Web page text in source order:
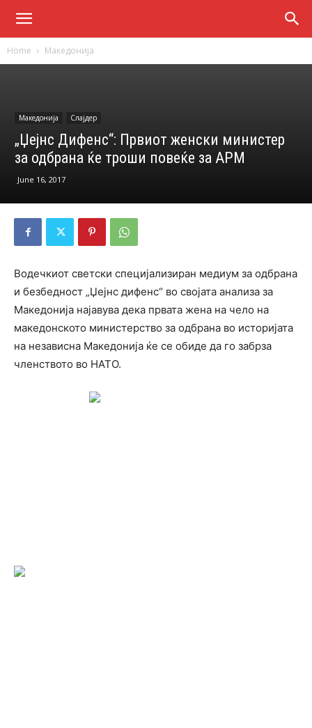
Home Македонија
Македонија Слајдер
„Џејнс Дифенс“: Првиот женски министер
за одбрана ќе троши повеќе за АРМ
June 16, 2017
Водечкиот светски специјализиран медиум за одбрана
и безбедност „Џејнс дифенс“ во својата анализа за
Македонија најавува дека првата жена на чело на
македонското министерство за одбрана во историјата
на независна Македонија ќе се обиде да го забрза
членството во НАТО.